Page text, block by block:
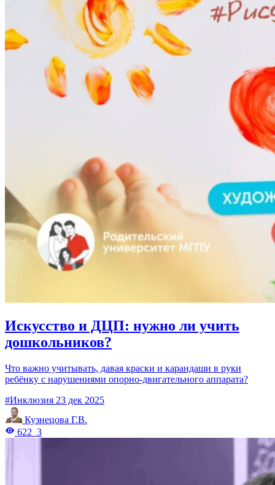
Искусство и ДЦП: нужно ли учить
дошкольников?
Что важно учитывать, давая краски и карандаши в руки
ребёнку с нарушениями опорно-двигательного аппарата?
#Инклюзия 23 дек 2025
Кузнецова Г.В.
622 3